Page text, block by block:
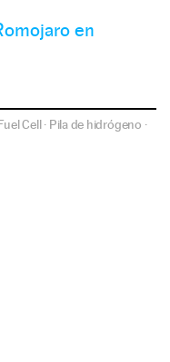
en
Cell· Pila de hidrógeno ·